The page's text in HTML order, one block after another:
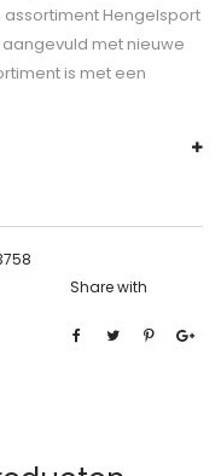
Hengelsport
met nieuwe
is met een
Share with